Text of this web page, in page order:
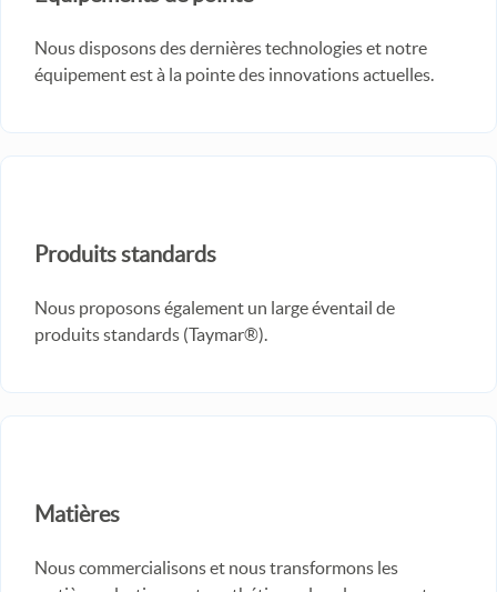
Nous disposons des dernières technologies et notre
équipement est à la pointe des innovations actuelles.
Produits standards
Nous proposons également un large éventail de
produits standards (Taymar®).
Matières
Nous commercialisons et nous transformons les